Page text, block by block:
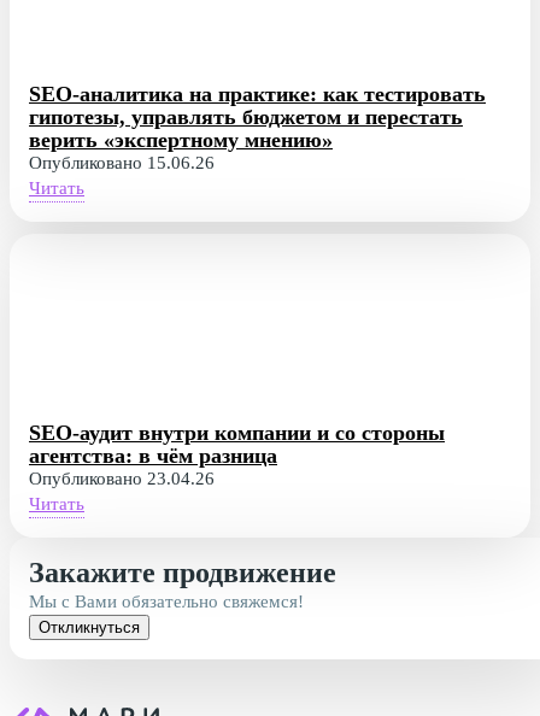
SEO-аналитика на практике: как тестировать
гипотезы, управлять бюджетом и перестать
верить «экспертному мнению»
Опубликовано 15.06.26
Читать
SEO-аудит внутри компании и со стороны
агентства: в чём разница
Опубликовано 23.04.26
Читать
Закажите продвижение
Мы с Вами обязательно свяжемся!
Откликнуться